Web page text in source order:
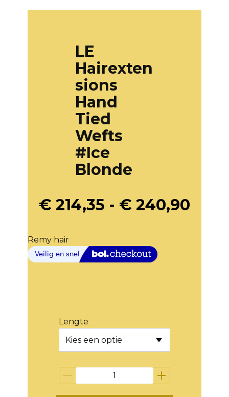
LE
Hairexten
sions
Hand
Tied
Wefts
#Ice
Blonde
€ 214,35 - € 240,90
Remy hair
Lengte